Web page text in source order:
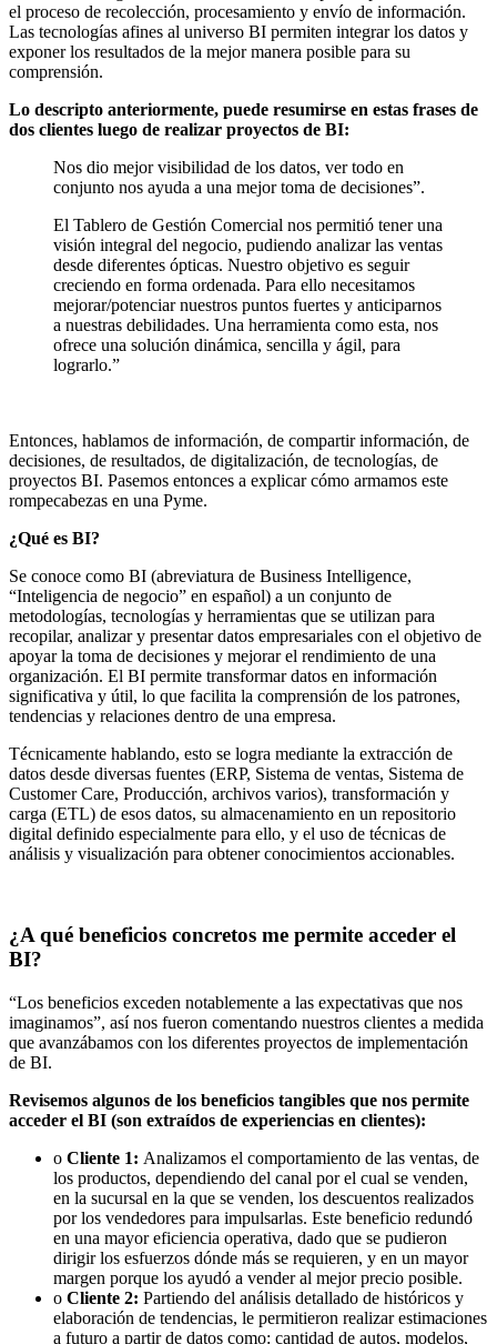
el proceso de recolección, procesamiento y envío de información.
Las tecnologías afines al universo BI permiten integrar los datos y
exponer los resultados de la mejor manera posible para su
comprensión.
Lo descripto anteriormente, puede resumirse en estas frases de
dos clientes luego de realizar proyectos de BI:
Nos dio mejor visibilidad de los datos, ver todo en
conjunto nos ayuda a una mejor toma de decisiones”.
El Tablero de Gestión Comercial nos permitió tener una
visión integral del negocio, pudiendo analizar las ventas
desde diferentes ópticas. Nuestro objetivo es seguir
creciendo en forma ordenada. Para ello necesitamos
mejorar/potenciar nuestros puntos fuertes y anticiparnos
a nuestras debilidades. Una herramienta como esta, nos
ofrece una solución dinámica, sencilla y ágil, para
lograrlo.”
Entonces, hablamos de información, de compartir información, de
decisiones, de resultados, de digitalización, de tecnologías, de
proyectos BI. Pasemos entonces a explicar cómo armamos este
rompecabezas en una Pyme.
¿Qué es BI?
Se conoce como BI (abreviatura de Business Intelligence,
“Inteligencia de negocio” en español) a un conjunto de
metodologías, tecnologías y herramientas que se utilizan para
recopilar, analizar y presentar datos empresariales con el objetivo de
apoyar la toma de decisiones y mejorar el rendimiento de una
organización. El BI permite transformar datos en información
significativa y útil, lo que facilita la comprensión de los patrones,
tendencias y relaciones dentro de una empresa.
Técnicamente hablando, esto se logra mediante la extracción de
datos desde diversas fuentes (ERP, Sistema de ventas, Sistema de
Customer Care, Producción, archivos varios), transformación y
carga (ETL) de esos datos, su almacenamiento en un repositorio
digital definido especialmente para ello, y el uso de técnicas de
análisis y visualización para obtener conocimientos accionables.
¿A qué beneficios concretos me permite acceder el
BI?
“Los beneficios exceden notablemente a las expectativas que nos
imaginamos”, así nos fueron comentando nuestros clientes a medida
que avanzábamos con los diferentes proyectos de implementación
de BI.
Revisemos algunos de los beneficios tangibles que nos permite
acceder el BI (son extraídos de experiencias en clientes):
o Cliente 1: Analizamos el comportamiento de las ventas, de
los productos, dependiendo del canal por el cual se venden,
en la sucursal en la que se venden, los descuentos realizados
por los vendedores para impulsarlas. Este beneficio redundó
en una mayor eficiencia operativa, dado que se pudieron
dirigir los esfuerzos dónde más se requieren, y en un mayor
margen porque los ayudó a vender al mejor precio posible.
o Cliente 2: Partiendo del análisis detallado de históricos y
elaboración de tendencias, le permitieron realizar estimaciones
a futuro a partir de datos como: cantidad de autos, modelos,